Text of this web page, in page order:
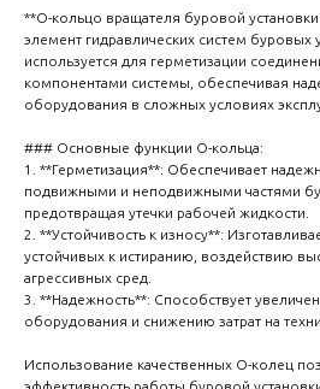
**О-кольцо вращателя буровой
элемент гидравлических систем буровых
используется для герметизации
компонентами системы, обеспечивая
оборудования в сложных условиях
### Основные функции О-кольца:
1. **Герметизация**: Обеспечивает
подвижными и неподвижными частями
предотвращая утечки рабочей жидкости.
2. **Устойчивость к износу**:
устойчивых к истиранию, воздействию
агрессивных сред.
3. **Надежность**: Способствует
оборудования и снижению затрат на
Использование качественных О-колец